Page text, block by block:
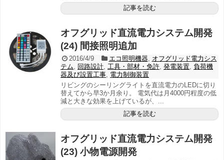
記事を読む
オフグリッド直流電力システム開発
(24) 間接照明追加
2016/4/9 エコ照明機器, オフグリッド電力シス
テム, 回路設計, 工具・部材・免許, 発電装置, 負荷機
器及び設置工事, 電力制御装置
リビングのシーリングライトを直流電力のLEDに切り
替えてから早3か月余り。 電気代は月4000円程度の低
減と大きな効果を上げているが、...
記事を読む
オフグリッド直流電力システム開発
(23) 小物電源開発